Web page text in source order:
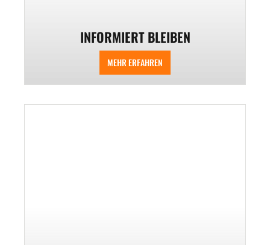
INFORMIERT BLEIBEN
MEHR ERFAHREN